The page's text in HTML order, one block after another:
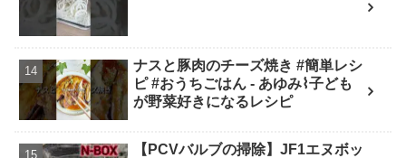
ナスと豚肉のチーズ焼き #簡単レシ
ピ #おうちごはん - あゆみ⌇子ども
が野菜好きになるレシピ
【PCVバルブの掃除】JF1エヌボッ